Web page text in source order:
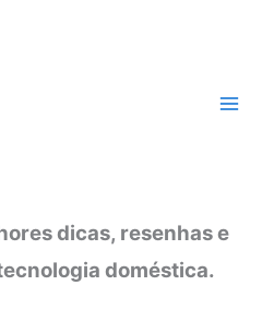
dicas, resenhas e
doméstica.